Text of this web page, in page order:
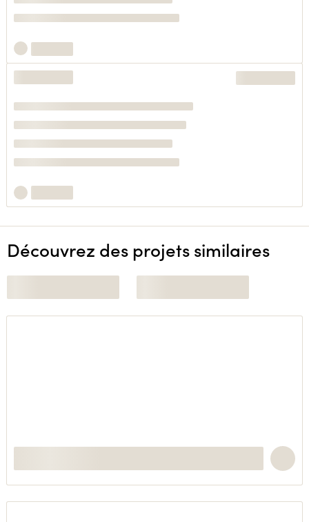
Découvrez des projets similaires